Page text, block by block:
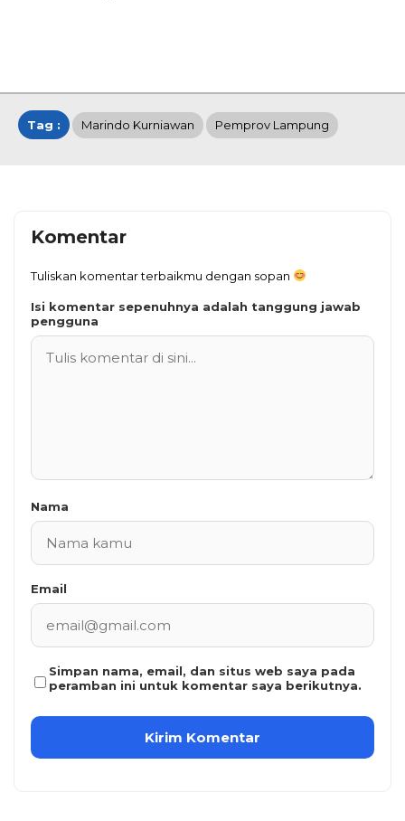
Tag : Marindo Kurniawan Pemprov Lampung
Komentar
Tuliskan komentar terbaikmu dengan sopan
Isi komentar sepenuhnya adalah tanggung jawab
pengguna
Nama
Email
Simpan nama, email, dan situs web saya pada
peramban ini untuk komentar saya berikutnya.